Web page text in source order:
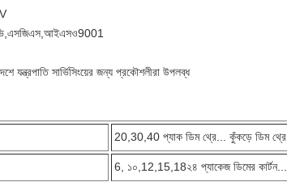
যন্ত্রপাতি সার্ভিসিংয়ের জন্য প্রকৌশলীরা উপলব্ধ
20,30,40 প্যাক ডিম থ্রে... কুঁকড়ে ডিম থ্রে
6, ১০,12,15,18২৪ প্যাকেজ ডিমের কার্টন...